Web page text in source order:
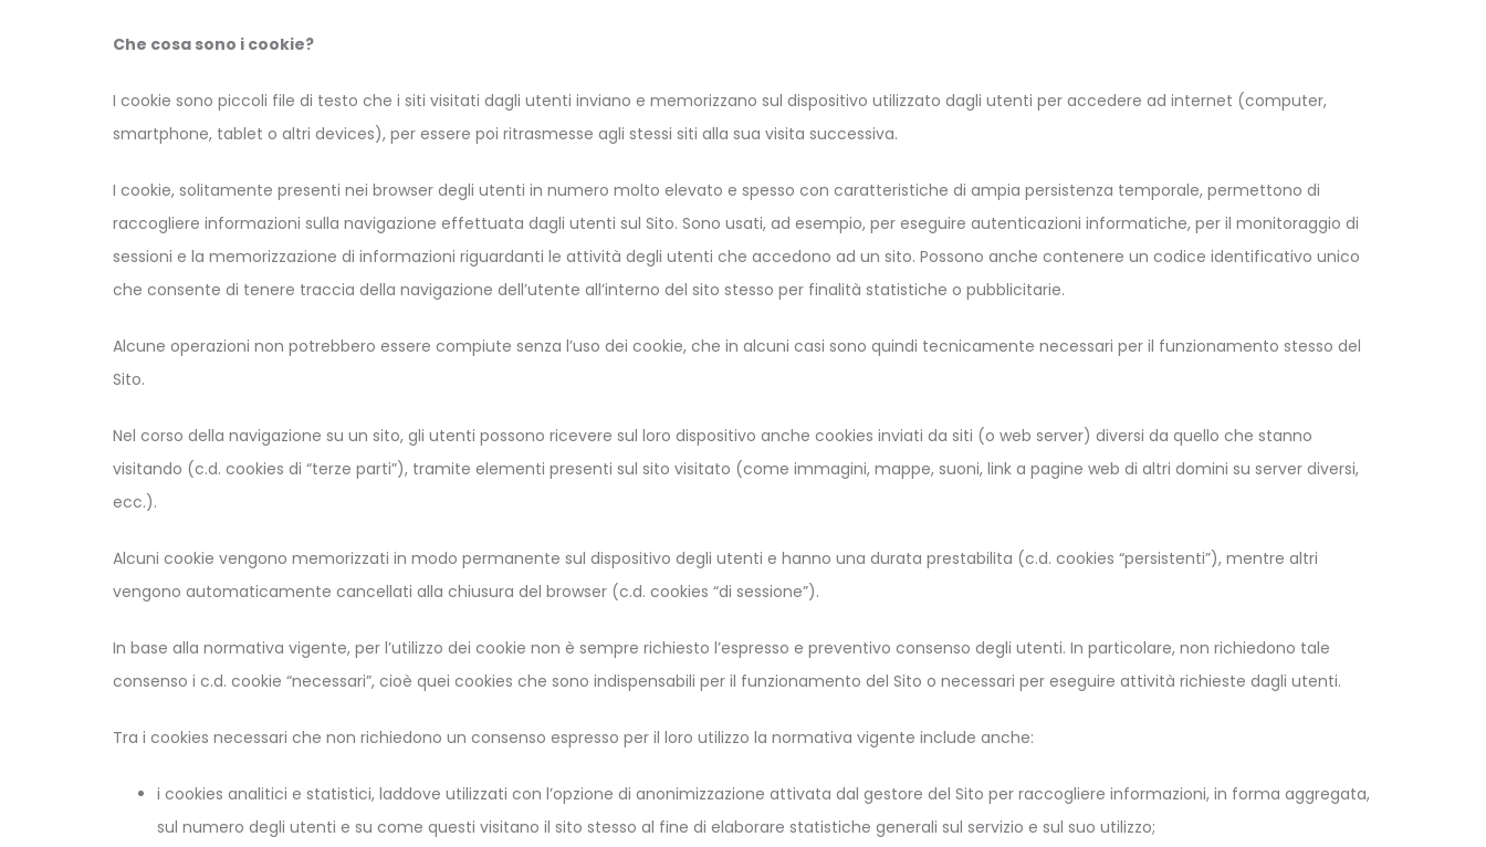
Che cosa sono i cookie?
I cookie sono piccoli file di testo che i siti visitati dagli utenti inviano e memorizzano sul dispositivo utilizzato dagli utenti per accedere ad internet (computer,
smartphone, tablet o altri devices), per essere poi ritrasmesse agli stessi siti alla sua visita successiva.
I cookie, solitamente presenti nei browser degli utenti in numero molto elevato e spesso con caratteristiche di ampia persistenza temporale, permettono di
raccogliere informazioni sulla navigazione effettuata dagli utenti sul Sito. Sono usati, ad esempio, per eseguire autenticazioni informatiche, per il monitoraggio di
sessioni e la memorizzazione di informazioni riguardanti le attività degli utenti che accedono ad un sito. Possono anche contenere un codice identificativo unico
che consente di tenere traccia della navigazione dell’utente all’interno del sito stesso per finalità statistiche o pubblicitarie.
Alcune operazioni non potrebbero essere compiute senza l’uso dei cookie, che in alcuni casi sono quindi tecnicamente necessari per il funzionamento stesso del
Sito.
Nel corso della navigazione su un sito, gli utenti possono ricevere sul loro dispositivo anche cookies inviati da siti (o web server) diversi da quello che stanno
visitando (c.d. cookies di “terze parti”), tramite elementi presenti sul sito visitato (come immagini, mappe, suoni, link a pagine web di altri domini su server diversi,
ecc.).
Alcuni cookie vengono memorizzati in modo permanente sul dispositivo degli utenti e hanno una durata prestabilita (c.d. cookies “persistenti”), mentre altri
vengono automaticamente cancellati alla chiusura del browser (c.d. cookies “di sessione”).
In base alla normativa vigente, per l’utilizzo dei cookie non è sempre richiesto l’espresso e preventivo consenso degli utenti. In particolare, non richiedono tale
consenso i c.d. cookie “necessari”, cioè quei cookies che sono indispensabili per il funzionamento del Sito o necessari per eseguire attività richieste dagli utenti.
Tra i cookies necessari che non richiedono un consenso espresso per il loro utilizzo la normativa vigente include anche:
i cookies analitici e statistici, laddove utilizzati con l’opzione di anonimizzazione attivata dal gestore del Sito per raccogliere informazioni, in forma aggregata,
sul numero degli utenti e su come questi visitano il sito stesso al fine di elaborare statistiche generali sul servizio e sul suo utilizzo;